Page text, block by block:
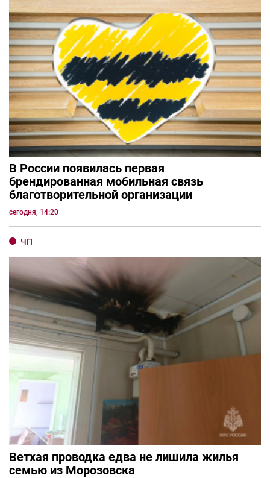
В России появилась первая
брендированная мобильная связь
благотворительной организации
сегодня, 14:20
ЧП
Ветхая проводка едва не лишила жилья
семью из Морозовска